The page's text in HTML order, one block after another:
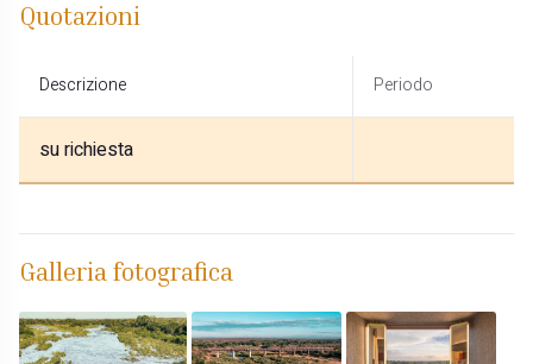
Quotazioni
Descrizione Periodo
su richiesta
Galleria fotografica